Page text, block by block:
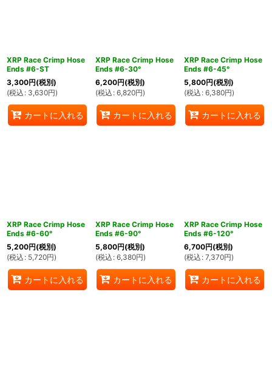
XRP Race Crimp Hose
Ends #6-ST
3,300円(税別)
(税込 : 3,630円)
カートに入れる
XRP Race Crimp Hose
Ends #6-30°
6,200円(税別)
(税込 : 6,820円)
カートに入れる
XRP Race Crimp Hose
Ends #6-45°
5,800円(税別)
(税込 : 6,380円)
カートに入れる
XRP Race Crimp Hose
Ends #6-60°
5,200円(税別)
(税込 : 5,720円)
カートに入れる
XRP Race Crimp Hose
Ends #6-90°
5,800円(税別)
(税込 : 6,380円)
カートに入れる
XRP Race Crimp Hose
Ends #6-120°
6,700円(税別)
(税込 : 7,370円)
カートに入れる